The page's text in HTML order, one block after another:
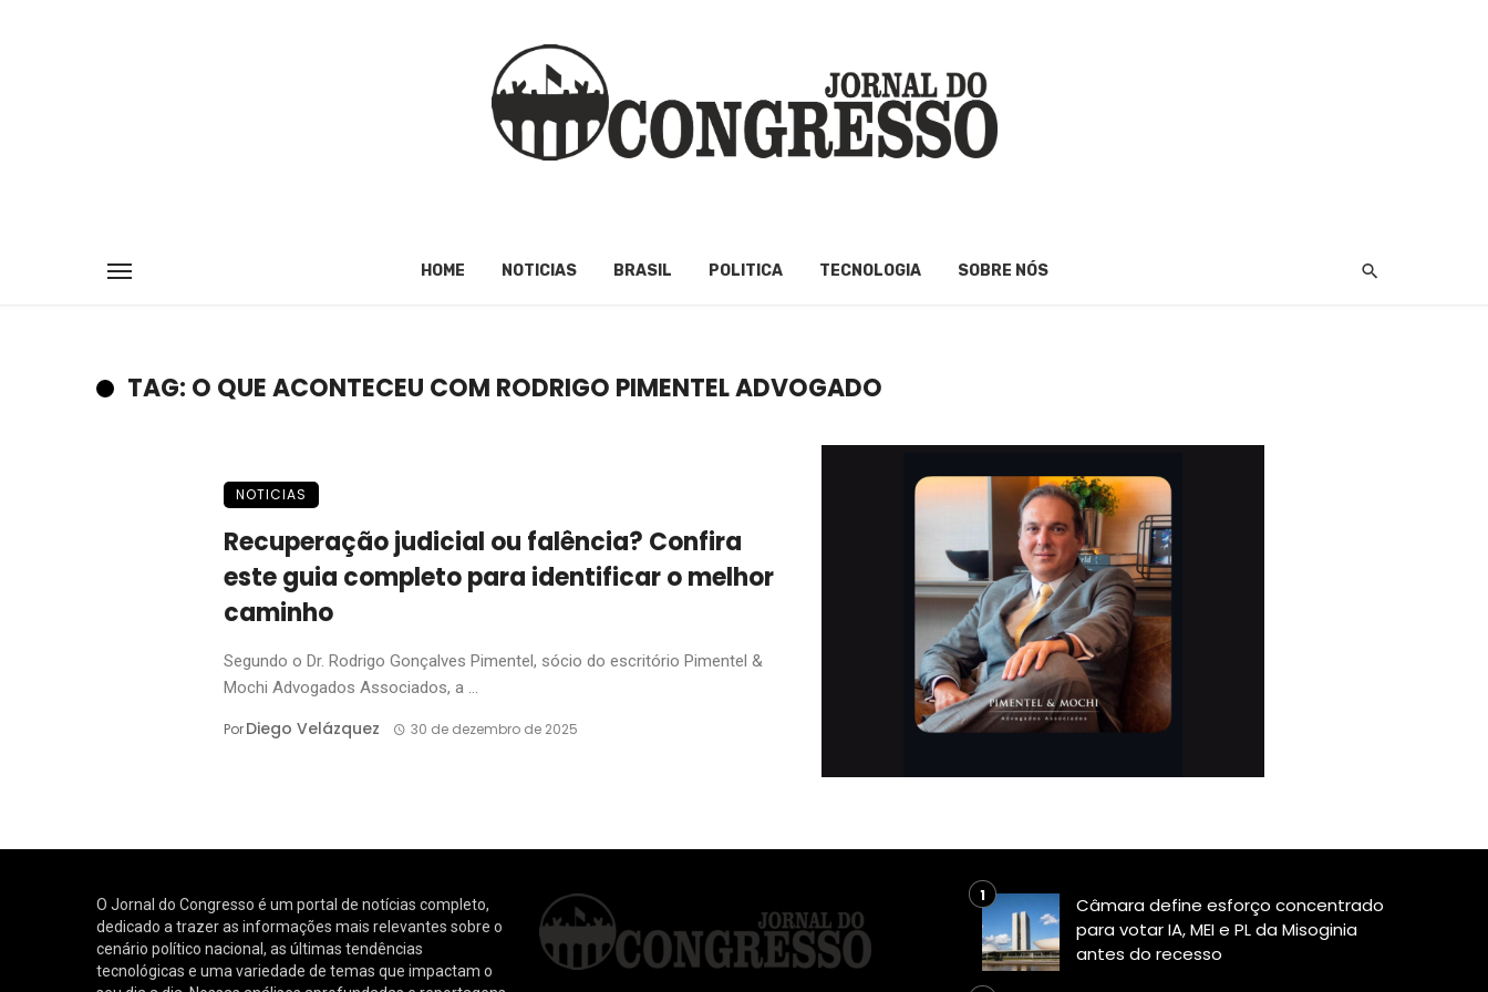
HOME NOTICIAS BRASIL POLITICA TECNOLOGIA SOBRE NÓS
TAG: O QUE ACONTECEU COM RODRIGO PIMENTEL ADVOGADO
NOTICIAS
Recuperação judicial ou falência? Confira
este guia completo para identificar o melhor
caminho
Segundo o Dr. Rodrigo Gonçalves Pimentel, sócio do escritório Pimentel &
Mochi Advogados Associados, a ...
PorDiego Velázquez 30 de dezembro de 2025
O Jornal do Congresso é um portal de notícias completo,
dedicado a trazer as informações mais relevantes sobre o
cenário político nacional, as últimas tendências
tecnológicas e uma variedade de temas que impactam o
Câmara define esforço concentrado
para votar IA, MEI e PL da Misoginia
antes do recesso